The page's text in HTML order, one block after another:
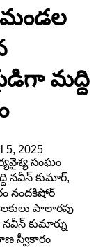
మద్ది
5, 2025
సంఘం
నవీన్ కుమార్,
నందకిషోర్
పాలారపు
నవీన్ కుమార్ను
స్వీకారం